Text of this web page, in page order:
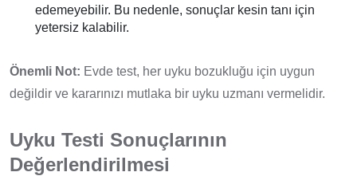
edemeyebilir. Bu nedenle, sonuçlar kesin tanı için
yetersiz kalabilir.
Önemli Not: Evde test, her uyku bozukluğu için uygun
değildir ve kararınızı mutlaka bir uyku uzmanı vermelidir.
Uyku Testi Sonuçlarının
Değerlendirilmesi